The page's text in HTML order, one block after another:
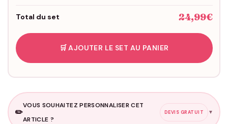
Total du set 24,99€
🛒 AJOUTER LE SET AU PANIER
✏️
VOUS SOUHAITEZ PERSONNALISER CET
ARTICLE ?
DEVIS GRATUIT ▼